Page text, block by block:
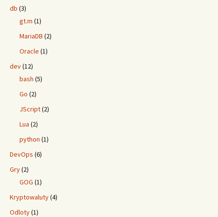
db (3)
gt.m (1)
MariaDB (2)
Oracle (1)
dev(12)
bash (5)
Go (2)
JScript(2)
Lua (2)
python (1)
DevOps (6)
Gry(2)
GOG (1)
Kryptowaluty(4)
Odloty(1)